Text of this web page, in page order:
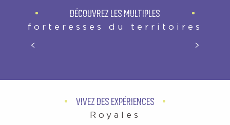
DÉCOUVREZ LES MULTIPLES
forteresses du territoires
VIVEZ DES EXPÉRIENCES
Royales